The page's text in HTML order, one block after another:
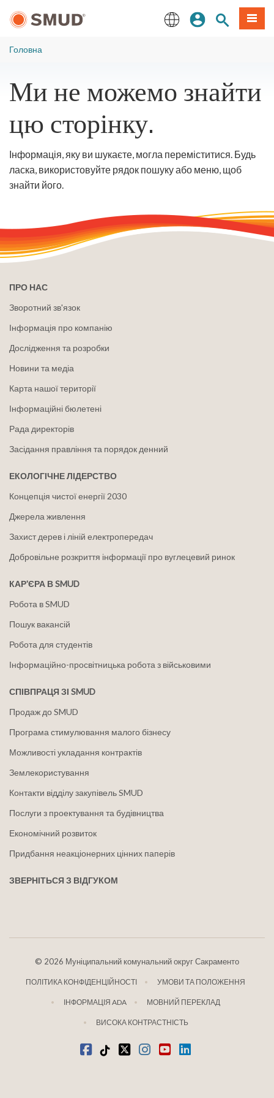
до
змісту
Увійдіть
Пошук по
Меню
Головна
Ми не можемо знайти
цю сторінку.
Інформація, яку ви шукаєте, могла переміститися. Будь
ласка, використовуйте рядок пошуку або меню, щоб
знайти його.
ПРО НАС
Зворотний зв'язок
Інформація про компанію
Дослідження та розробки
Новини та медіа
Карта нашої території
Інформаційні бюлетені
Рада директорів
Засідання правління та порядок денний
ЕКОЛОГІЧНЕ ЛІДЕРСТВО
Концепція чистої енергії 2030
Джерела живлення
Захист дерев і ліній електропередач
Добровільне розкриття інформації про вуглецевий ринок
КАР'ЄРА В SMUD
Робота в SMUD
Пошук вакансій
Робота для студентів
Інформаційно-просвітницька робота з військовими
СПІВПРАЦЯ ЗІ SMUD
Продаж до SMUD
Програма стимулювання малого бізнесу
Можливості укладання контрактів
Землекористування
Контакти відділу закупівель SMUD
Послуги з проектування та будівництва
Економічний розвиток
Придбання неакціонерних цінних паперів
ЗВЕРНІТЬСЯ З ВІДГУКОМ
© 2026 Муніципальний комунальний округ Сакраменто
ПОЛІТИКА КОНФІДЕНЦІЙНОСТІ УМОВИ ТА ПОЛОЖЕННЯ
ІНФОРМАЦІЯ ADA МОВНИЙ ПЕРЕКЛАД
ВИСОКА КОНТРАСТНІСТЬ
Facebook
TiktokтвіттерInstagram
youtubeLinkedIn